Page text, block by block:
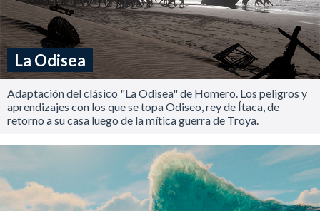
La Odisea
Adaptación del clásico "La Odisea" de Homero. Los peligros y
aprendizajes con los que se topa Odiseo, rey de Ítaca, de
retorno a su casa luego de la mítica guerra de Troya.